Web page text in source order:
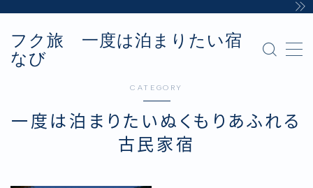
フク旅 一度は泊まりたい宿
なび
MENU
Sample Page
デモプリセット記事 #8
プライバシーポリシー・免責事項
利用規約／特定商取引法に基づく表記
CATEGORY
一度は泊まりたいぬくもりあふれる
古民家宿